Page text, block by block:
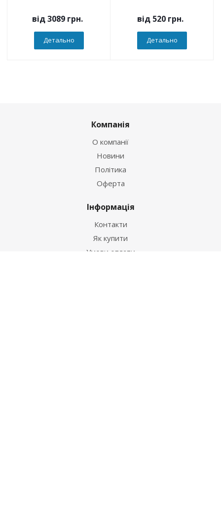
від3089 грн.
Детально
від 520 грн.
Детально
Компанія
О компанії
Новини
Політика
Оферта
Інформація
Контакти
Як купити
Умови оплати